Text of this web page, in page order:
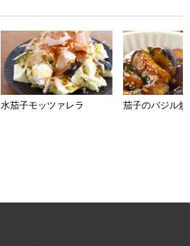
水茄子モッツァレラ 茄子のバジル炒